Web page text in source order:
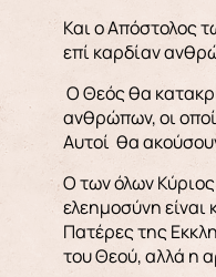
Και ο Απόστολος
επί καρδίαν
Ο Θεός θα
ανθρώπων, οι
Αυτοί θα
Ο των όλων
ελεημοσύνη
Πατέρες της
του Θεού, αλλά η